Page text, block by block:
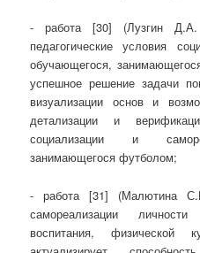
- работа [30] (Лузгин Д.А.
педагогические условия
обучающегося,
успешное решение задачи
визуализации основ и
детализации и
социализации и
занимающегося футболом;
- работа [31] (Малютина
самореализации
воспитания,